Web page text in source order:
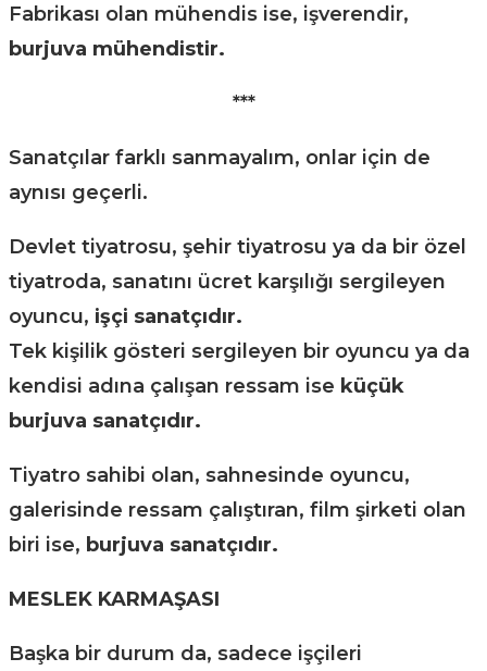
Fabrikası olan mühendis ise, işverendir,
burjuva mühendistir.
***
Sanatçılar farklı sanmayalım, onlar için de
aynısı geçerli.
Devlet tiyatrosu, şehir tiyatrosu ya da bir özel
tiyatroda, sanatını ücret karşılığı sergileyen
oyuncu, işçi sanatçıdır.
Tek kişilik gösteri sergileyen bir oyuncu ya da
kendisi adına çalışan ressam ise küçük
burjuva sanatçıdır.
Tiyatro sahibi olan, sahnesinde oyuncu,
galerisinde ressam çalıştıran, film şirketi olan
biri ise, burjuva sanatçıdır.
MESLEK KARMAŞASI
Başka bir durum da, sadece işçileri